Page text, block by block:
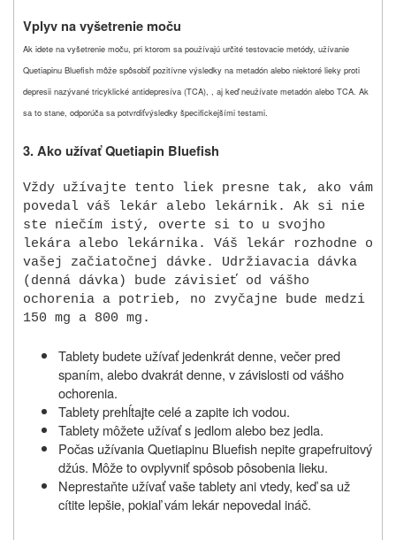
Vplyv na vyšetrenie moču
Ak idete na vyšetrenie moču, pri ktorom sa používajú určité testovacie metódy, užívanie
Quetiapinu Bluefish môže spôsobiť pozitívne výsledky na metadón alebo niektoré lieky proti
depresii nazývané tricyklické antidepresíva (TCA), , aj keď neužívate metadón alebo TCA. Ak
sa to stane, odporúča sa potvrdiťvýsledky špecifickejšími testami.
3. Ako užívaťQuetiapin Bluefish
Vždy užívajte tento liek presne tak, ako vám
povedal váš lekár alebo lekárnik. Ak si nie
ste niečím istý, overte si to u svojho
lekára alebo lekárnika. Váš lekár rozhodne o
vašej začiatočnej dávke. Udržiavacia dávka
(denná dávka) bude závisieť od vášho
ochorenia a potrieb, no zvyčajne bude medzi
150 mg a 800 mg.
Tablety budete užívať jedenkrát denne, večer pred
spaním, alebo dvakrát denne, v závislosti od vášho
ochorenia.
Tablety prehĺtajte celé a zapite ich vodou.
Tablety môžete užívať s jedlom alebo bez jedla.
Počas užívania Quetiapinu Bluefish nepite grapefruitový
džús. Môže to ovplyvniť spôsob pôsobenia lieku.
Neprestaňte užívať vaše tablety ani vtedy, keď sa už
cítite lepšie, pokiaľ vám lekár nepovedal ináč.